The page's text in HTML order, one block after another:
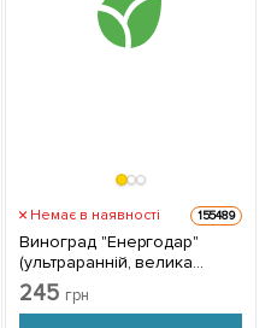
Немає в наявності 155489
Виноград "Енергодар"
(ультраранній, велика
хрумка ягода приємного
мускатного смаку) 1
245 грн